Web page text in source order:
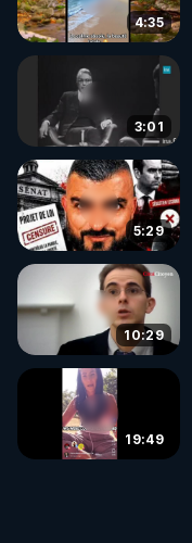
4:35
3:01
5:29
10:29
19:49